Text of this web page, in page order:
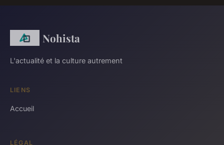
Nohista
L'actualité et la culture autrement
LIENS
Accueil
LÉGAL